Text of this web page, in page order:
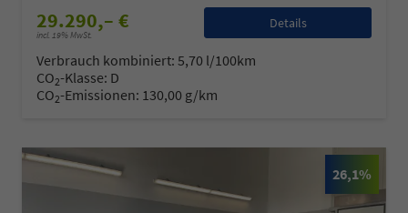
29.290,– €
incl. 19% MwSt.
Details
Verbrauch kombiniert: 5,70 l/100km
CO2-Klasse: D
CO2-Emissionen: 130,00 g/km
26,1%